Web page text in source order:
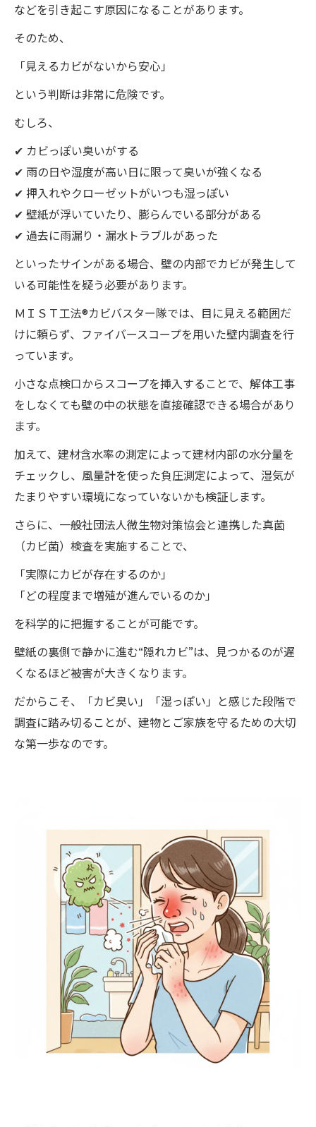
などを引き起こす原因になることがあります。
そのため、
「見えるカビがないから安心」
という判断は非常に危険です。
むしろ、
✔ カビっぽい臭いがする
✔ 雨の日や湿度が高い日に限って臭いが強くなる
✔ 押入れやクローゼットがいつも湿っぽい
✔ 壁紙が浮いていたり、膨らんでいる部分がある
✔ 過去に雨漏り・漏水トラブルがあった
といったサインがある場合、壁の内部でカビが発生して
いる可能性を疑う必要があります。
ＭＩＳＴ工法®カビバスター隊では、目に見える範囲だ
けに頼らず、ファイバースコープを用いた壁内調査を行
っています。
小さな点検口からスコープを挿入することで、解体工事
をしなくても壁の中の状態を直接確認できる場合があり
ます。
加えて、建材含水率の測定によって建材内部の水分量を
チェックし、風量計を使った負圧測定によって、湿気が
たまりやすい環境になっていないかも検証します。
さらに、一般社団法人微生物対策協会と連携した真菌
（カビ菌）検査を実施することで、
「実際にカビが存在するのか」
「どの程度まで増殖が進んでいるのか」
を科学的に把握することが可能です。
壁紙の裏側で静かに進む“隠れカビ”は、見つかるのが遅
くなるほど被害が大きくなります。
だからこそ、「カビ臭い」「湿っぽい」と感じた段階で
調査に踏み切ることが、建物とご家族を守るための大切
な第一歩なのです。